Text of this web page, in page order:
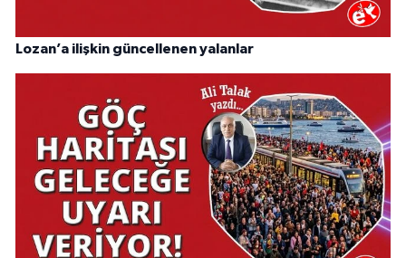
Lozan’a ilişkin güncellenen yalanlar